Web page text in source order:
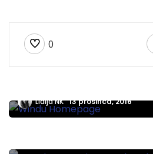
0
AIRBNB
Lidija NK 13 prosinca, 2016
5 MINUTA ČITANJA